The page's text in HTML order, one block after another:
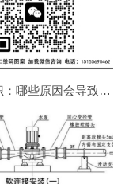
水泵知识：哪些原因会导致泵体发热？